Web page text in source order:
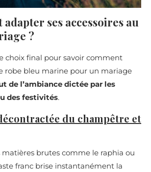
adapter ses accessoires au
?
choix final pour savoir comment
robe bleu marine pour un mariage
de l’ambiance dictée par les
des festivités.
du champêtre et
matières brutes comme le raphia ou
franc brise instantanément la